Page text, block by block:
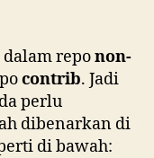
tiada
dalam
repo?
reponon-
contrib. Jadi
perlu
dibenarkan di
di bawah: